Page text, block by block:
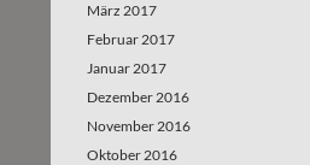
März 2017
Februar 2017
Januar 2017
Dezember 2016
November 2016
Oktober 2016